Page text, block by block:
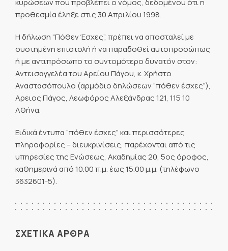
προθεσμία έληξε στις 30 Απριλίου 1998.
Η δήλωση “Πόθεν Έσχες”, πρέπει να αποσταλεί με
συστημένη επιστολή ή να παραδοθεί αυτοπροσώπως
ή με αντιπρόσωπο το συντομότερο δυνατόν στον:
Αντεισαγγελέα του Αρείου Πάγου, κ. Χρήστο
Αναστασόπουλο (αρμόδιο δηλώσεων “πόθεν έσχες”),
Αρειος Πάγος, Λεωφόρος Αλεξάνδρας 121, 115 10
Αθήνα.
Ειδικά έντυπα “πόθεν έσχες” και περισσότερες
πληροφορίες – διευκρινίσεις, παρέχονται από τις
υπηρεσίες της Ενώσεως, Ακαδημίας 20, 5ος όροφος,
καθημερινά από 10.00 π.μ. έως 15.00 μ.μ. (τηλέφωνο
3632601-5).
ΣΧΕΤΙΚΑ ΑΡΘΡΑ